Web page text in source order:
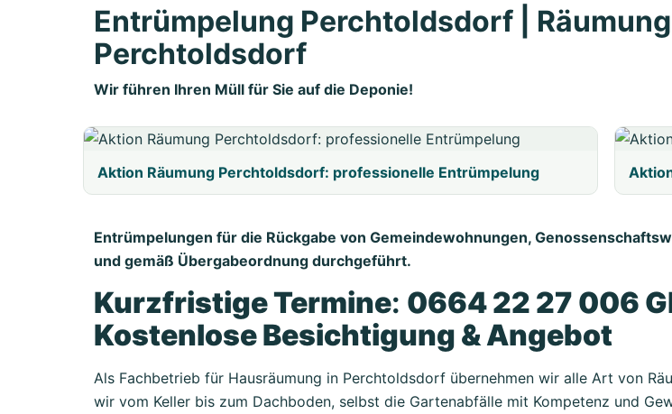
Entrümpelung Perchtoldsdorf |
Perchtoldsdorf
Wir führen Ihren Müll für Sie auf die Deponie!
Aktion Räumung Perchtoldsdorf: professionelle Entrümpelung
Entrümpelungen für die Rückgabe von Gemeindewohnungen,
und gemäß Übergabeordnung durchgeführt.
Kurzfristige Termine: 0664 22 27 006
Kostenlose Besichtigung & Angebot
Als Fachbetrieb für Hausräumung in Perchtoldsdorf übernehmen wir alle Art von
wir vom Keller bis zum Dachboden, selbst die Gartenabfälle mit Kompetenz und